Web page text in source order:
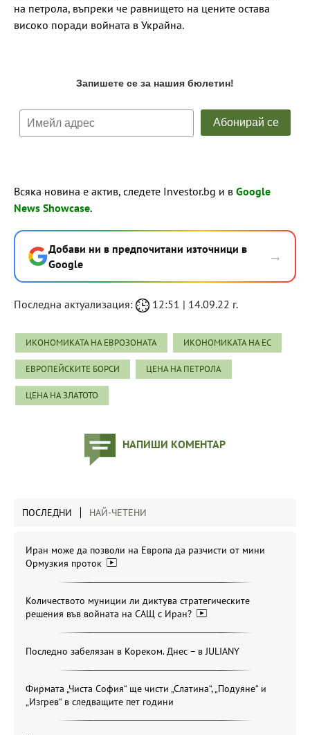
на петрола, въпреки че равнището на цените остава
високо поради войната в Украйна.
Всяка новина е актив, следете Investor.bg и в Google
News Showcase.
Добави ни в предпочитани източници в
Google
→
Последна актуализация: 12:51 | 14.09.22 г.
ИКОНОМИКАТА НА ЕВРОЗОНАТА ИКОНОМИКАТА НА ЕС
ЕВРОПЕЙСКИТЕ БОРСИ ЦЕНА НА ПЕТРОЛА
ЦЕНА НА ЗЛАТОТО
НАПИШИ КОМЕНТАР
ПОСЛЕДНИ НАЙ-ЧЕТЕНИ
Иран може да позволи на Европа да разчисти от мини
Ормузкия проток
Количеството муниции ли диктува стратегическите
решения във войната на САЩ с Иран?
Последно забелязан в Кореком. Днес – в JULIANY
Фирмата „Чиста София“ ще чисти „Слатина“, „Подуяне“ и
„Изгрев“ в следващите пет години